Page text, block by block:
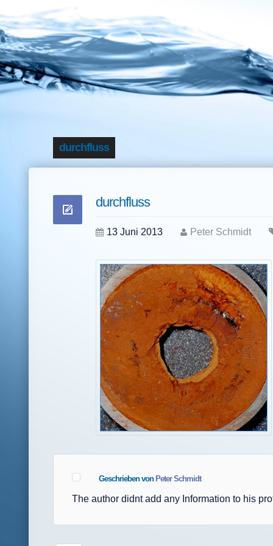
durchfluss
durchfluss
13 Juni 2013 Peter Schmidt
Geschrieben von Peter Schmidt
The author didnt add any Information to his